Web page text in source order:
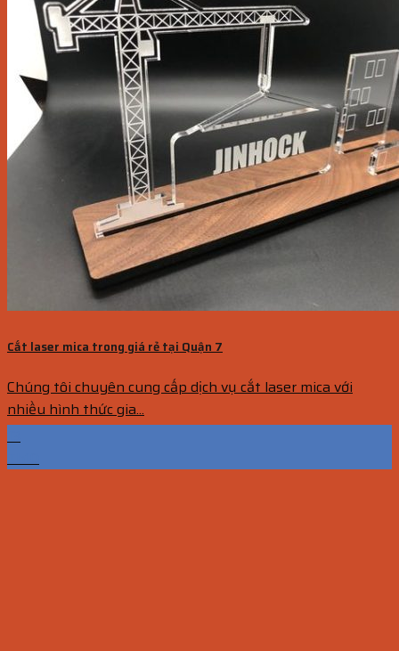
Cắt laser mica trong giá rẻ tại Quận 7
Chúng tôi chuyên cung cấp dịch vụ cắt laser mica với
nhiều hình thức gia...